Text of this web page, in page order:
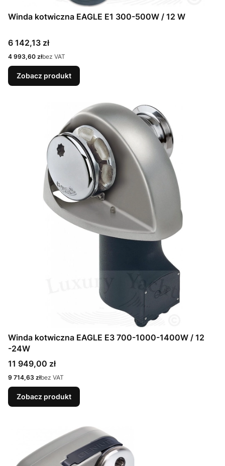
Winda kotwiczna EAGLE E1 300-500W / 12 W
Cena
6 142,13 zł
Cena
4 993,60 złbez VAT
Zobacz produkt
Winda kotwiczna EAGLE E3 700-1000-1400W / 12
-24W
Cena
11 949,00 zł
Cena
9 714,63 złbez VAT
Zobacz produkt